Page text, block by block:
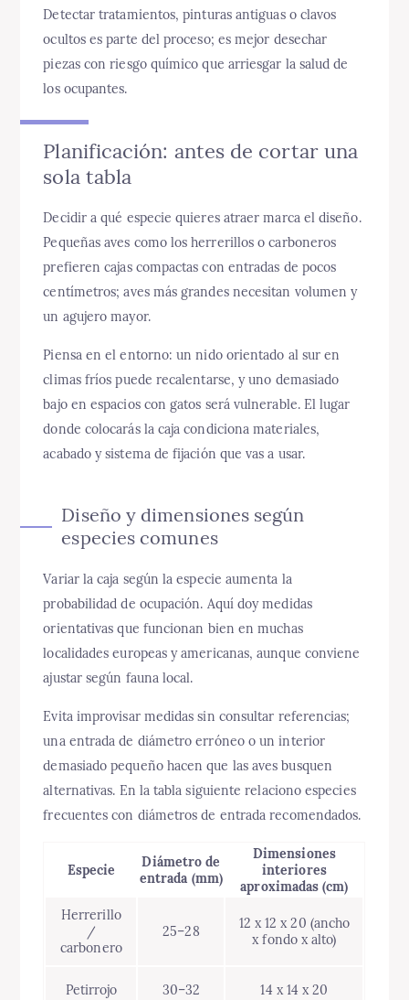
Detectar tratamientos, pinturas antiguas o clavos
ocultos es parte del proceso; es mejor desechar
piezas con riesgo químico que arriesgar la salud de
los ocupantes.
Planificación: antes de cortar una
sola tabla
Decidir a qué especie quieres atraer marca el diseño.
Pequeñas aves como los herrerillos o carboneros
prefieren cajas compactas con entradas de pocos
centímetros; aves más grandes necesitan volumen y
un agujero mayor.
Piensa en el entorno: un nido orientado al sur en
climas fríos puede recalentarse, y uno demasiado
bajo en espacios con gatos será vulnerable. El lugar
donde colocarás la caja condiciona materiales,
acabado y sistema de fijación que vas a usar.
Diseño y dimensiones según
especies comunes
Variar la caja según la especie aumenta la
probabilidad de ocupación. Aquí doy medidas
orientativas que funcionan bien en muchas
localidades europeas y americanas, aunque conviene
ajustar según fauna local.
Evita improvisar medidas sin consultar referencias;
una entrada de diámetro erróneo o un interior
demasiado pequeño hacen que las aves busquen
alternativas. En la tabla siguiente relaciono especies
frecuentes con diámetros de entrada recomendados.
Especie
Diámetro de
entrada (mm)
Dimensiones
interiores
aproximadas (cm)
Herrerillo
/
carbonero
25–28
12 x 12 x 20 (ancho
x fondo x alto)
Petirrojo 30–32 14 x 14 x 20